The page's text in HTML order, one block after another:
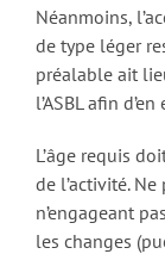
Néanmoins,
de type léger
préalable ait
l’ASBL afin
L’âge requis
de l’activité.
n’engageant
les changes